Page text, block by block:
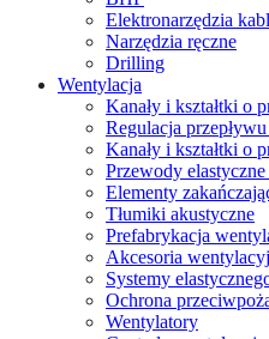
Elektronarzędzia
Narzędzia ręczne
Drilling
Wentylacja
Kanały i kształtki o
Regulacja
Kanały i kształtki o
Przewody
Elementy
Tłumiki akustyczne
Prefabrykacja
Akcesoria
Systemy
Ochrona
Wentylatory